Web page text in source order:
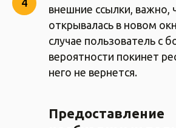
внешние ссылки, важно,
открывалась в новом
случае пользователь с
вероятности покинет
него не вернется.
Предоставление